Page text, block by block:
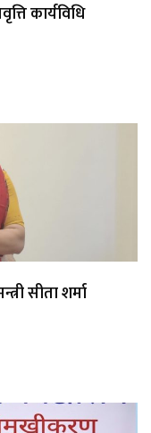
कार्यविधि
सीता शर्मा